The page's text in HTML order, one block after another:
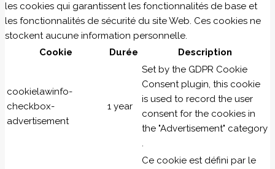
les cookies qui garantissent les fonctionnalités de base et
les fonctionnalités de sécurité du site Web. Ces cookies ne
stockent aucune information personnelle.
Cookie
Durée Description
cookielawinfo-
checkbox-
advertisement
1 year
Set by the GDPR Cookie
Consent plugin, this cookie
is used to record the user
consent for the cookies in
the "Advertisement" category
.
Ce cookie est défini par le